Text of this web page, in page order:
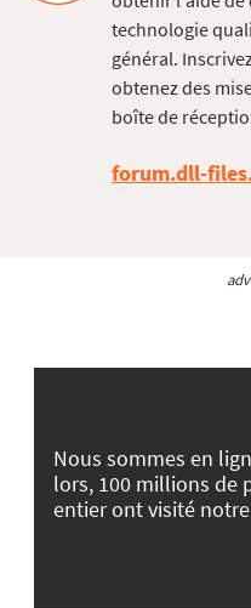
technologie
général.
obtenez des
boîte de
forum.dll-
Nous sommes en
lors, 100 millions de
entier ont visité